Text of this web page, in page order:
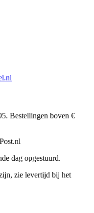
Bestellingen boven €
dag opgestuurd.
zie levertijd bij het